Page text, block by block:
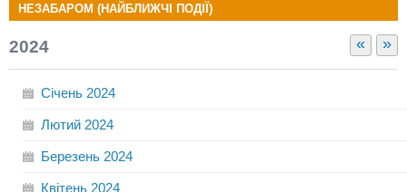
НЕЗАБАРОМ (НАЙБЛИЖЧІ ПОДІЇ)
« »
2024
Січень 2024
Лютий 2024
Березень 2024
Квітень 2024